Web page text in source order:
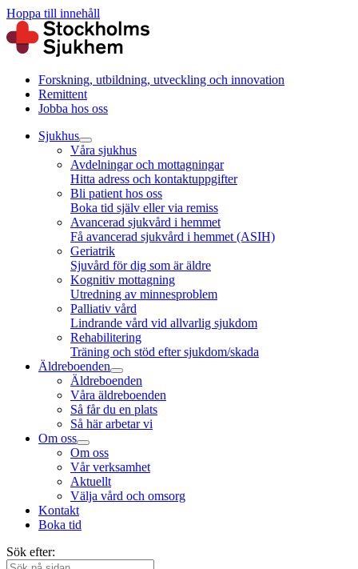
Hoppa till innehåll
Forskning, utbildning, utveckling och innovation
Remittent
Jobba hos oss
Sjukhus
Våra sjukhus
Avdelningar och mottagningar
Hitta adress och kontaktuppgifter
Bli patient hos oss
Boka tid själv eller via remiss
Avancerad sjukvård i hemmet
Få avancerad sjukvård i hemmet (ASIH)
Geriatrik
Sjuvård för dig som är äldre
Kognitiv mottagning
Utredning av minnesproblem
Palliativ vård
Lindrande vård vid allvarlig sjukdom
Rehabilitering
Träning och stöd efter sjukdom/skada
Äldreboenden
Äldreboenden
Våra äldreboenden
Så får du en plats
Så här arbetar vi
Om oss
Om oss
Vår verksamhet
Aktuellt
Välja vård och omsorg
Kontakt
Boka tid
Sök efter: